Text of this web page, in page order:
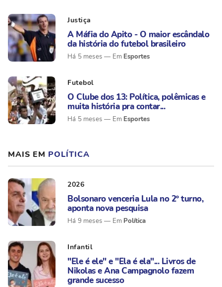
Justiça
A Máfia do Apito - O maior escândalo
da história do futebol brasileiro
Há 5 meses Esportes
Futebol
O Clube dos 13: Política, polêmicas e
muita história pra contar...
Há 5 meses Esportes
MAIS EM POLÍTICA
2026
Bolsonaro venceria Lula no 2º turno,
aponta nova pesquisa
Há 9 meses Política
Infantil
"Ele é ele" e "Ela é ela"... Livros de
Nikolas e Ana Campagnolo fazem
grande sucesso